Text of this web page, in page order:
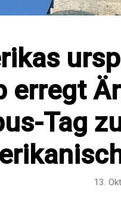
erregt
Tag
13.